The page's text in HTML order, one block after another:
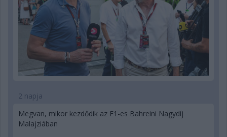
2 napja
Megvan, mikor kezdődik az F1-es Bahreini Nagydíj
Malajziában